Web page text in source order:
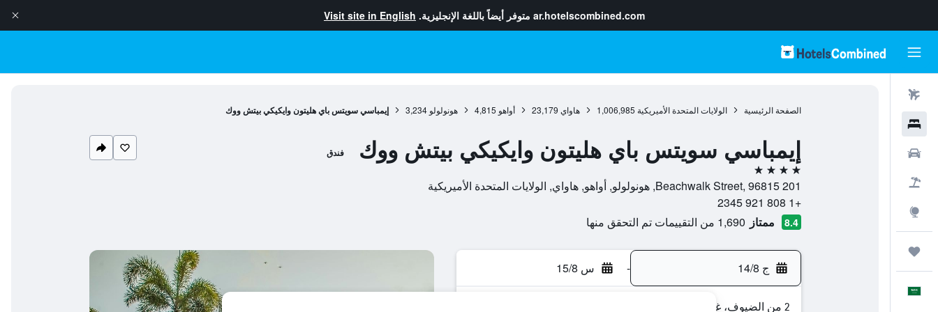
ar.hotelscombined.com متوفر أيضاً باللغة الإنجليزية. Visit site in English
الصفحة الرئيسية الولايات المتحدة الأميريكية 1,006,985 هاواي 23,179 أواهو 4,815 هونولولو 3,234 إيمباسي سويتس باي هليتون وايكيكي بيتش ووك
إيمباسي سويتس باي هليتون وايكيكي بيتش ووك فندق
4 نجوم
201 Beachwalk Street, 96815, هونولولو, أواهو, هاواي, الولايات المتحدة الأميريكية
+1 808 921 2345
8.4 ممتاز 1,690 من التقييمات تم التحقق منها
ج 14/8 - س 15/8
2 من الضيوف، غرفة واحدة